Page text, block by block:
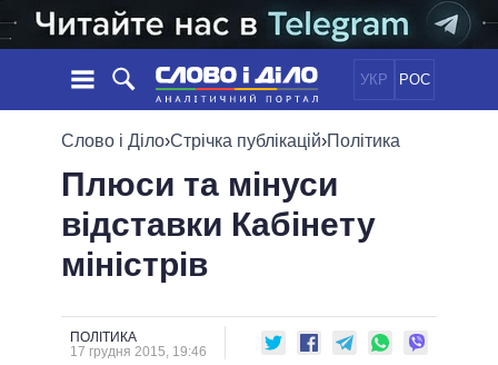
УКР РОС
НОВИНИ
СТРІЧКА
ПОДІЇ
СТАТТІ
ОГЛЯДИ
ДАЙДЖЕСТИ
ПОЛІТИКА
ЕКОНОМІКА
ОБIЦЯНКИ
ПОЛIТИКИ
УСІ ПОЛІТИКИ
ПРЕЗИДЕНТ І ОФІС
ВЕРХОВНА РАДА
ВІДЕО
Слово і Діло›Стрічка публікацій›Політика
Плюси та мінуси
відставки Кабінету
міністрів
ПОЛІТИКА
17 грудня 2015, 19:46